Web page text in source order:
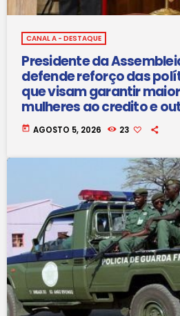
CANAL A - DESTAQUE
Presidente da
defende reforço das
que visam garantir
mulheres ao credito e
financiamento
today AGOSTO 5, 2026 23